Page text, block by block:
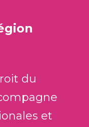
du
et